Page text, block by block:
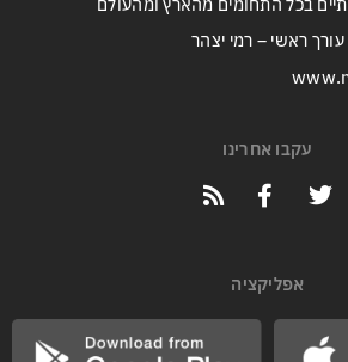
בכל התחומים מהארץ ומהעולם
עורך ראשי – רמי יצהר
עקבו אחרינו
אפליקציה